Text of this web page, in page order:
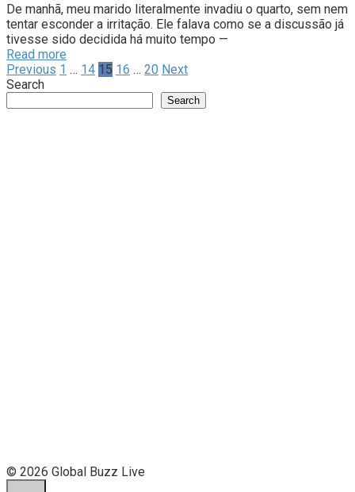
De manhã, meu marido literalmente invadiu o quarto, sem nem
tentar esconder a irritação. Ele falava como se a discussão já
tivesse sido decidida há muito tempo —
Read more
Posts
pagination
Previous 1 … 14 15 16 … 20 Next
Search
Search
© 2026 Global Buzz Live